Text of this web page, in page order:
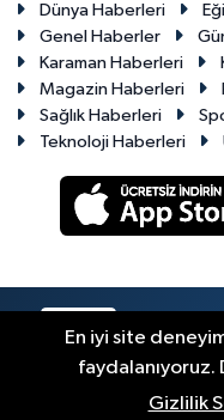
Dünya Haberleri
Genel Haberler
Karaman Haberleri
Magazin Haberleri
Sağlık Haberleri
Teknoloji Haberleri
Haber
En iyi site
faydalanıyoruz.
Gizlilik